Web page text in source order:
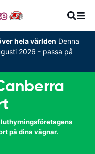
hela världen Denna
2026 - passa på
på dina vägnar.